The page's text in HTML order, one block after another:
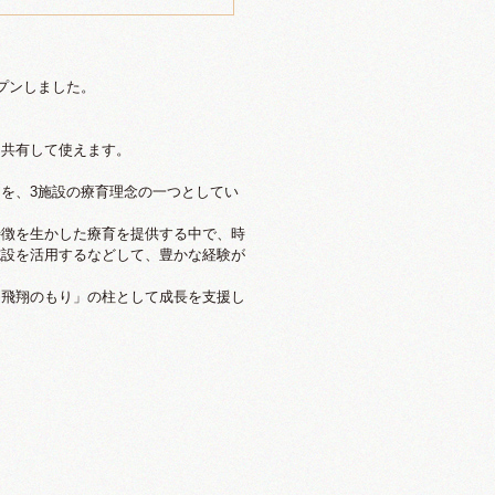
しました。
有して使えます。
、3施設の療育理念の一つとしてい
を生かした療育を提供する中で、時
を活用するなどして、豊かな経験が
翔のもり」の柱として成長を支援し